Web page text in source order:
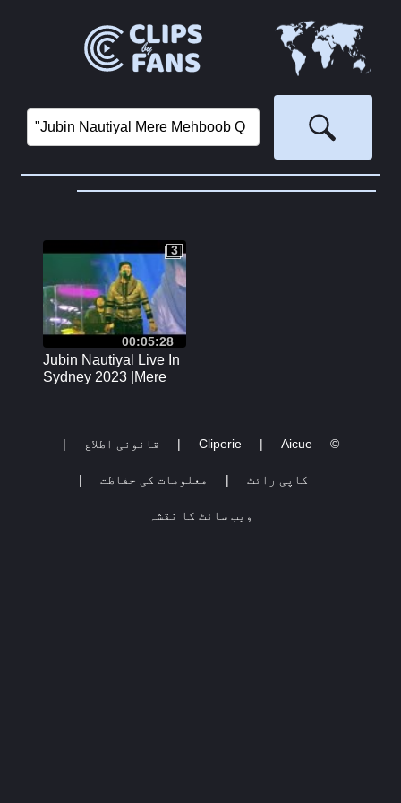
00:05:28
3
3
Jubin Nautiyal Live In
Sydney 2023 |Mere
©
Aicue
| Cliperie | قانونی اطلاع |
کاپی رائٹ | معلومات کی حفاظت |
ویب سائٹ کا نقشہ